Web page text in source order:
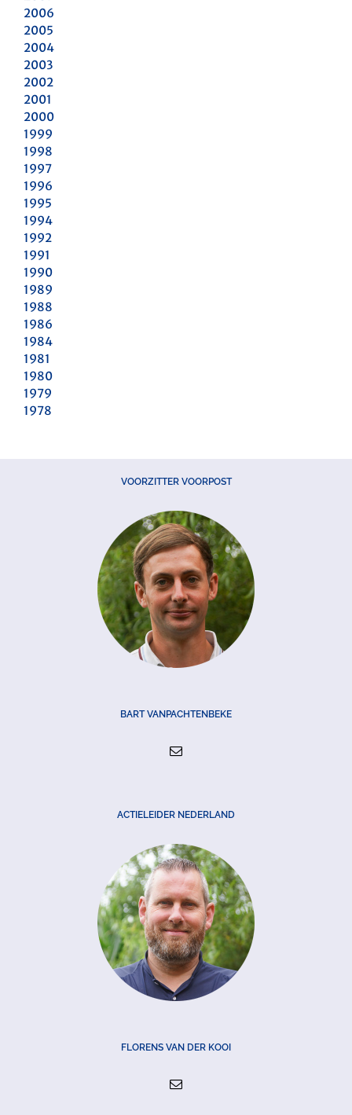
2006
2005
2004
2003
2002
2001
2000
1999
1998
1997
1996
1995
1994
1992
1991
1990
1989
1988
1986
1984
1981
1980
1979
1978
VOORZITTER VOORPOST
BART VANPACHTENBEKE
ACTIELEIDER NEDERLAND
FLORENS VAN DER KOOI